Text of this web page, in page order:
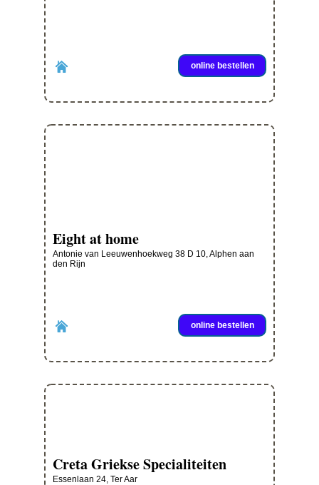
online bestellen
Eight at home
Antonie van Leeuwenhoekweg 38 D 10, Alphen aan
den Rijn
online bestellen
Creta Griekse Specialiteiten
Essenlaan 24, Ter Aar